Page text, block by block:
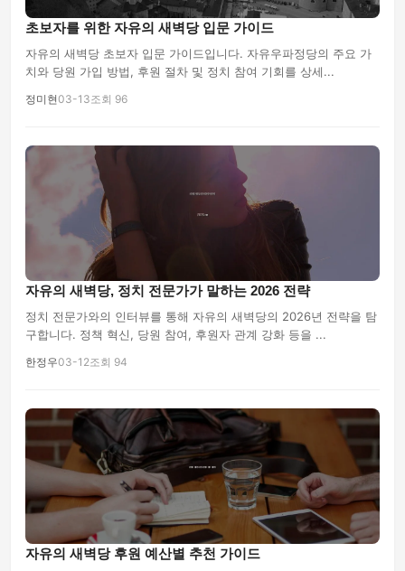
초보자를 위한 자유의 새벽당 입문 가이드
자유의 새벽당 초보자 입문 가이드입니다. 자유우파정당의 주요 가
치와 당원 가입 방법, 후원 절차 및 정치 참여 기회를 상세...
정미현03-13조회 96
자유의 새벽당, 정치 전문가가 말하는 2026 전략
정치 전문가와의 인터뷰를 통해 자유의 새벽당의 2026년 전략을 탐
구합니다. 정책 혁신, 당원 참여, 후원자 관계 강화 등을 ...
한정우03-12조회 94
자유의 새벽당 후원 예산별 추천 가이드